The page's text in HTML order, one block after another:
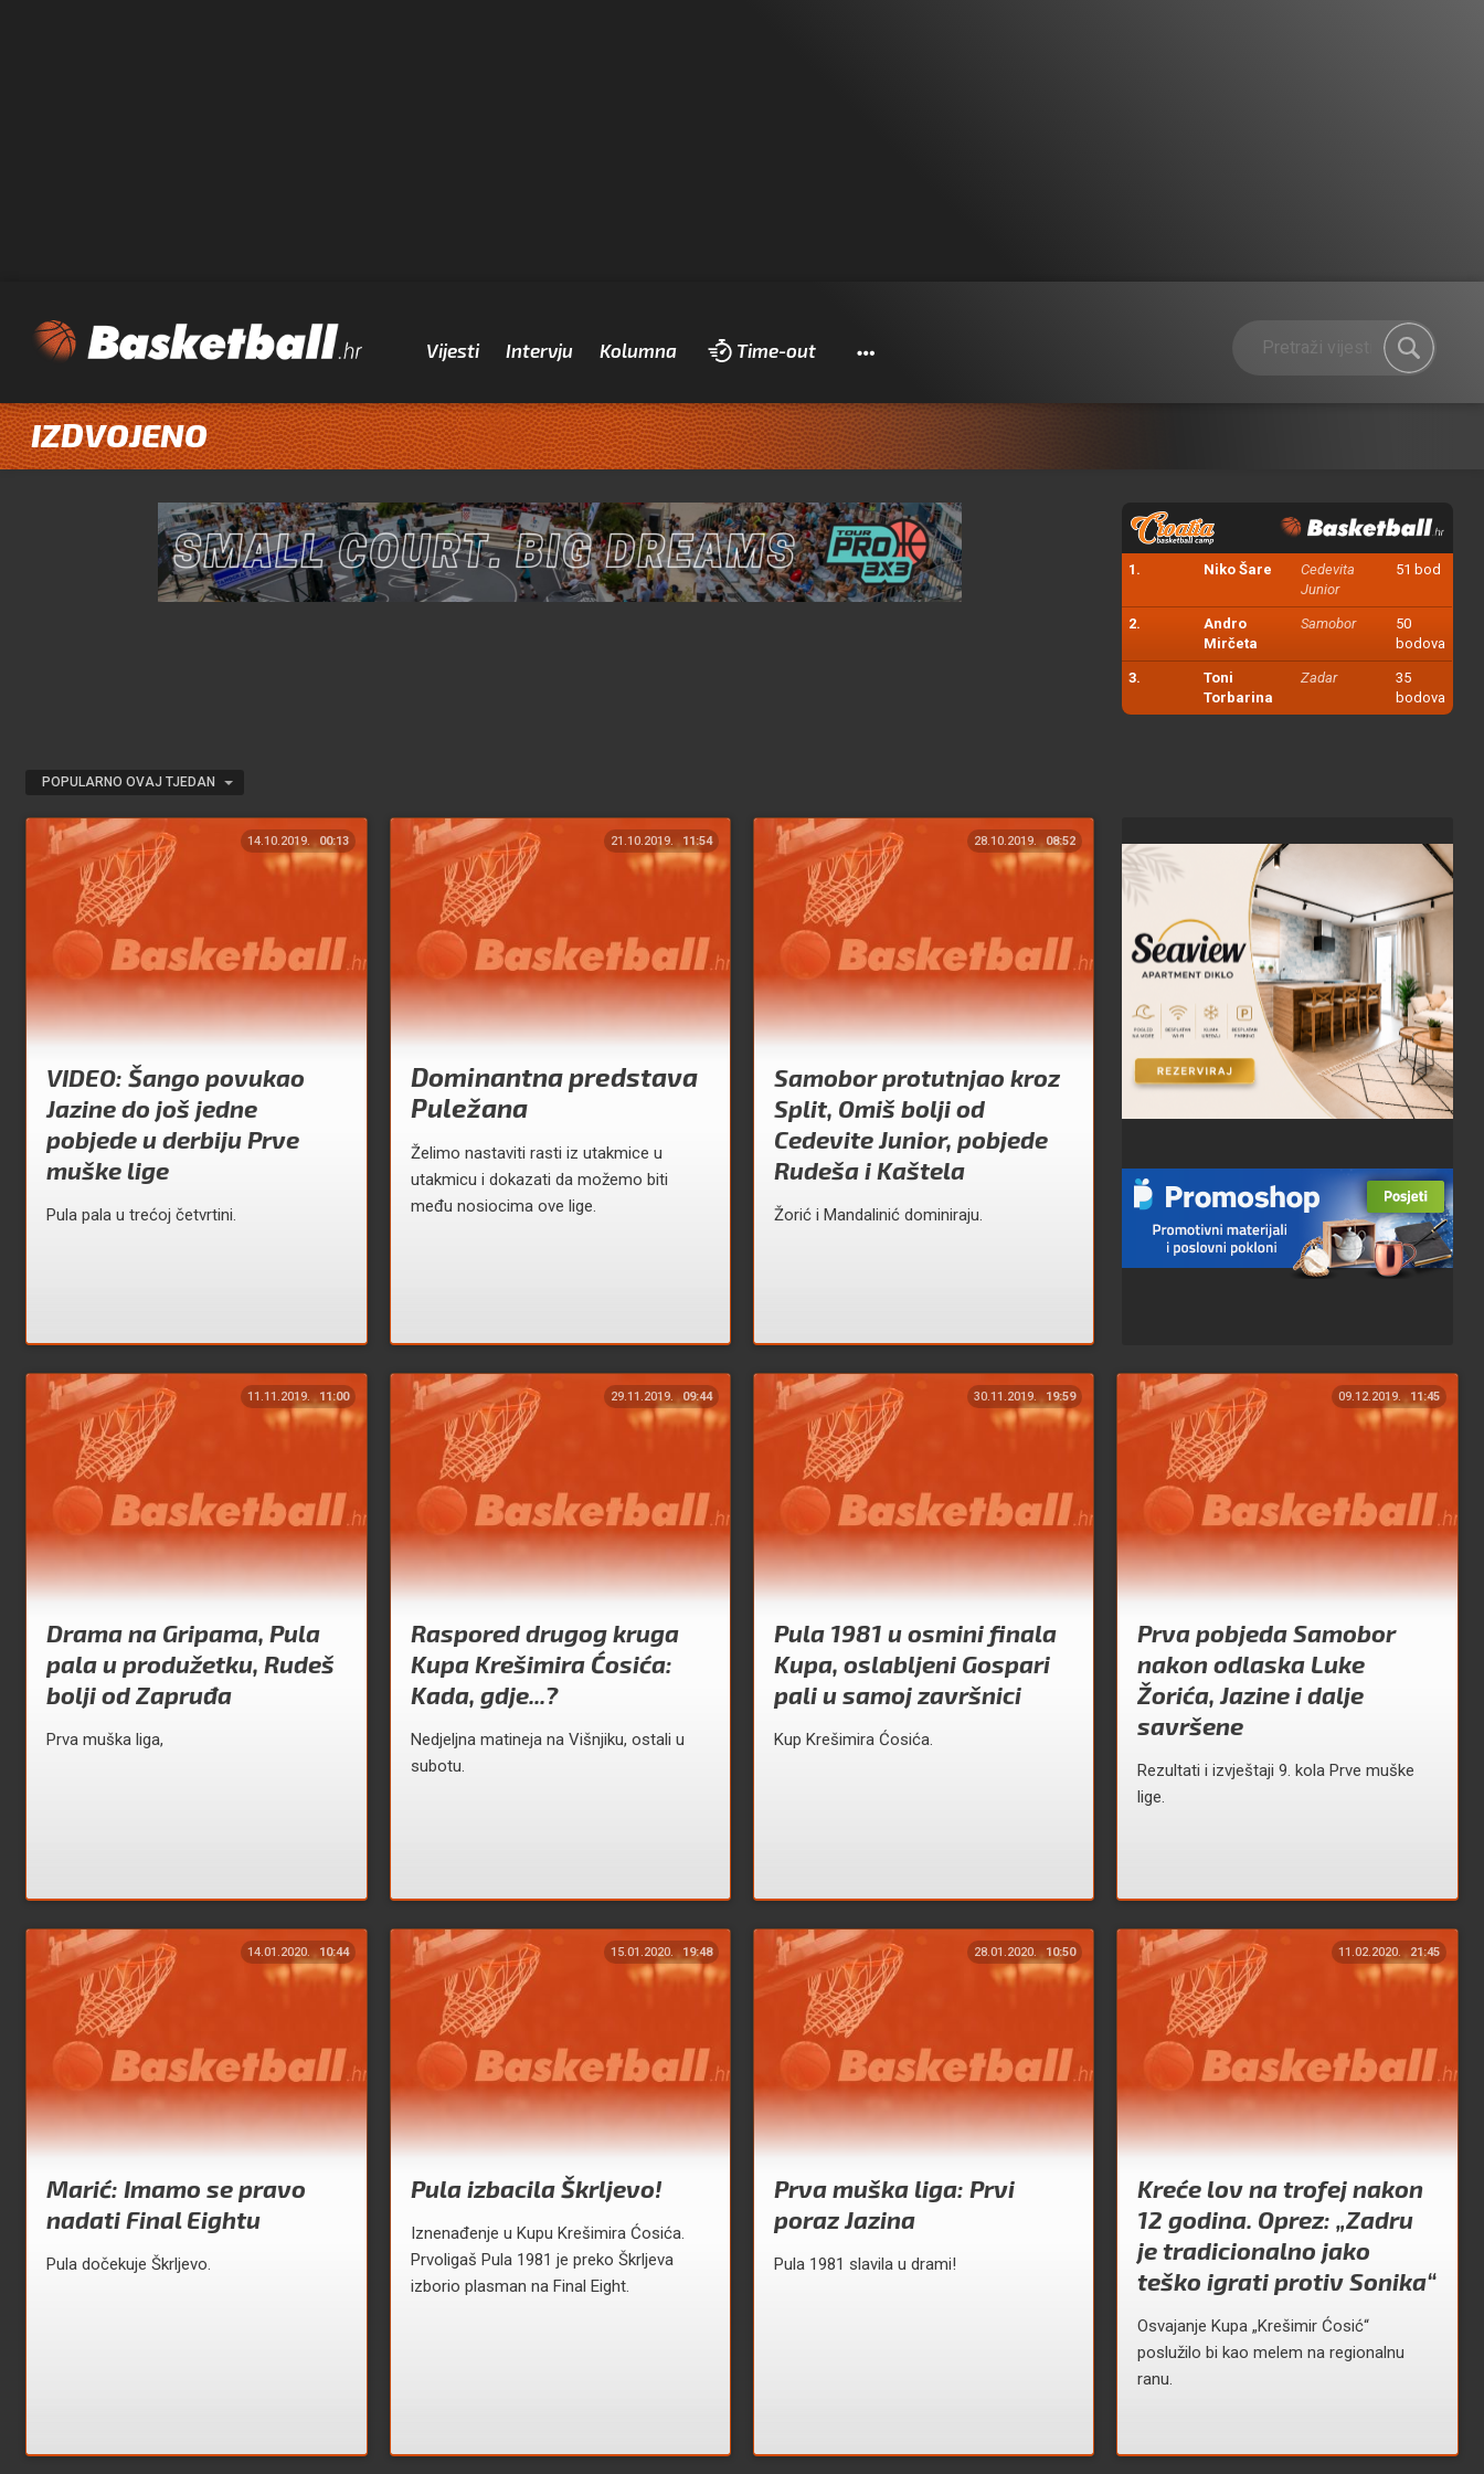
Vijesti Intervju Kolumna Time-out Pretraži
IZDVOJENO
1. Niko Šare
Cedevita
Junior
51 bod
2.
Andro
Mirčeta
Samobor
50
bodova
3.
Toni
Torbarina
Zadar
35
bodova
POPULARNO OVAJ TJEDAN
14.10.2019. 00:13
VIDEO: Šango povukao
Jazine do još jedne
pobjede u derbiju Prve
muške lige
Pula pala u trećoj četvrtini.
21.10.2019. 11:54
Dominantna predstava
Puležana
Želimo nastaviti rasti iz utakmice u
utakmicu i dokazati da možemo biti
među nosiocima ove lige.
28.10.2019. 08:52
Samobor protutnjao kroz
Split, Omiš bolji od
Cedevite Junior, pobjede
Rudeša i Kaštela
Žorić i Mandalinić dominiraju.
11.11.2019. 11:00
Drama na Gripama, Pula
pala u produžetku, Rudeš
bolji od Zapruđa
Prva muška liga,
29.11.2019. 09:44
Raspored drugog kruga
Kupa Krešimira Ćosića:
Kada, gdje...?
Nedjeljna matineja na Višnjiku, ostali u
subotu.
30.11.2019. 19:59
Pula 1981 u osmini finala
Kupa, oslabljeni Gospari
pali u samoj završnici
Kup Krešimira Ćosića.
09.12.2019. 11:45
Prva pobjeda Samobor
nakon odlaska Luke
Žorića, Jazine i dalje
savršene
Rezultati i izvještaji 9. kola Prve muške
lige.
14.01.2020. 10:44
Marić: Imamo se pravo
nadati Final Eightu
Pula dočekuje Škrljevo.
15.01.2020. 19:48
Pula izbacila Škrljevo!
Iznenađenje u Kupu Krešimira Ćosića.
Prvoligaš Pula 1981 je preko Škrljeva
izborio plasman na Final Eight.
28.01.2020. 10:50
Prva muška liga: Prvi
poraz Jazina
Pula 1981 slavila u drami!
11.02.2020. 21:45
Kreće lov na trofej nakon
12 godina. Oprez: „Zadru
je tradicionalno jako
teško igrati protiv Sonika“
Osvajanje Kupa „Krešimir Ćosić“
poslužilo bi kao melem na regionalnu
ranu.